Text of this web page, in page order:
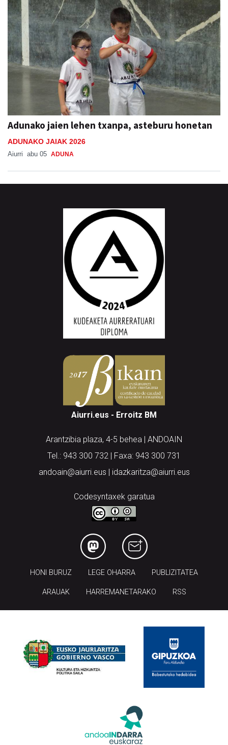
Adunako jaien lehen txanpa, asteburu honetan
ADUNAKO JAIAK 2026
Aiurri abu 05 ADUNA
Aiurri.eus - Erroitz BM
Arantzibia plaza, 4-5 behea | ANDOAIN
Tel.: 943 300 732 | Faxa: 943 300 731
andoain@aiurri.eus | idazkaritza@aiurri.eus
Codesyntaxek garatua
HONI BURUZ LEGE OHARRA PUBLIZITATEA
ARAUAK HARREMANETARAKO RSS